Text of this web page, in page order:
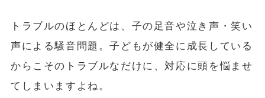
トラブルのほとんどは、子の足音や泣き声・笑い
声による騒音問題。子どもが健全に成長している
からこそのトラブルなだけに、対応に頭を悩ませ
てしまいますよね。